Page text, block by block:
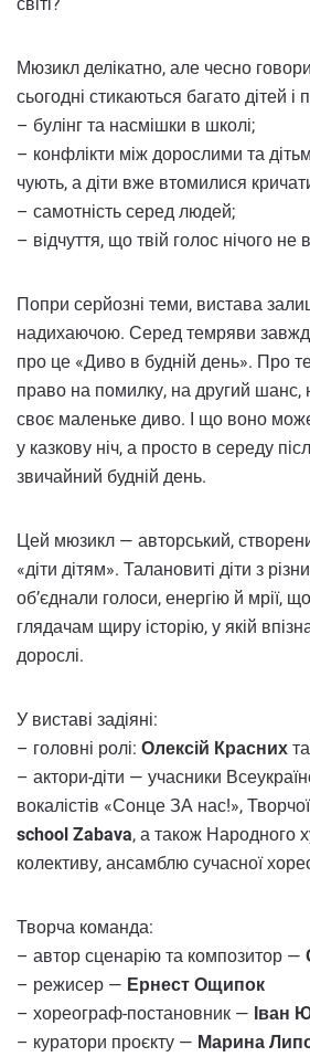
Мюзикл делікатно, але чесно
сьогодні стикаються багато дітей і
– булінг та насмішки в школі;
– конфлікти між дорослими та
чують, а діти вже втомилися
– самотність серед людей;
– відчуття, що твій голос нічого не
Попри серйозні теми, вистава
надихаючою. Серед темряви
про це «Диво в будній день». Про
право на помилку, на другий шанс,
своє маленьке диво. І що воно
у казкову ніч, а просто в середу
звичайний будній день.
Цей мюзикл — авторський,
«діти дітям». Талановиті діти з
об’єднали голоси, енергію й мрії,
глядачам щиру історію, у якій
дорослі.
У виставі задіяні:
– головні ролі: Олексій Красних та
– актори-діти — учасники
вокалістів «Сонце ЗА нас!»,
school Zabava, а також Народного
колективу, ансамблю сучасної
Творча команда:
– автор сценарію та композитор —
– режисер — Ернест Ощипок
– хореограф-постановник — Іван
– куратори проєкту — Марина